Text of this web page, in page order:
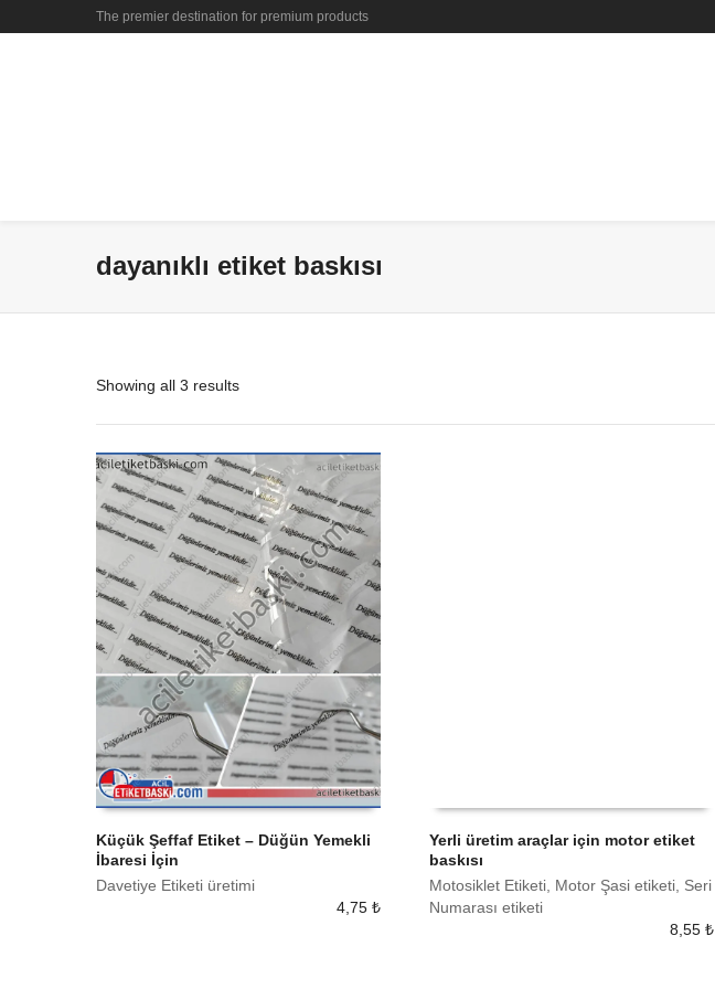
The premier destination for premium products
dayanıklı etiket baskısı
Showing all 3 results
Küçük Şeffaf Etiket – Düğün Yemekli
İbaresi İçin
Davetiye Etiketi üretimi
4,75 ₺
Yerli üretim araçlar için motor etiket
baskısı
Motosiklet Etiketi, Motor Şasi etiketi, Seri
Numarası etiketi
8,55₺